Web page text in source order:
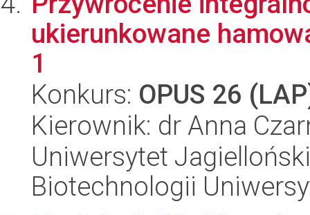
ukierunkowane
1
Konkurs: OPUS 26
Kierownik: dr Anna
Uniwersytet
Biotechnologii